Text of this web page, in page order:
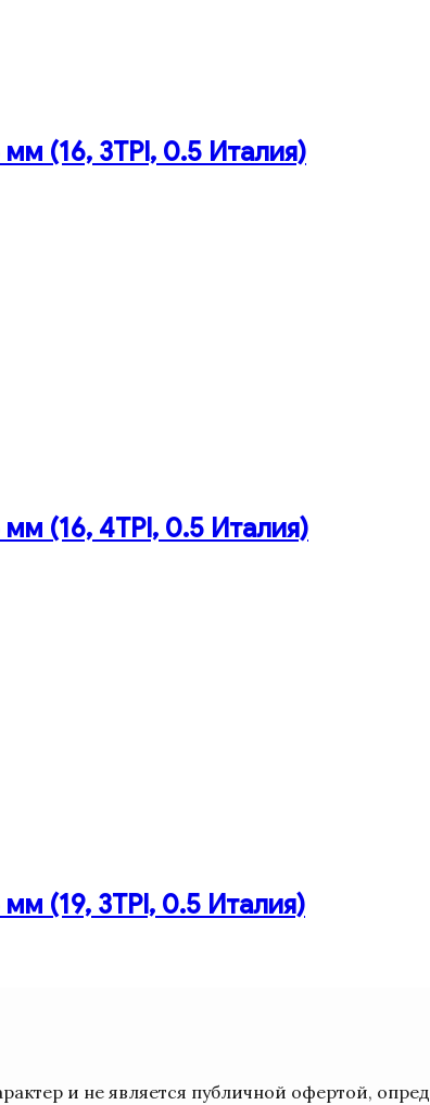
(16, 3TPI, 0.5 Италия)
(16, 4TPI, 0.5 Италия)
(19, 3TPI, 0.5 Италия)
и не является публичной офертой,